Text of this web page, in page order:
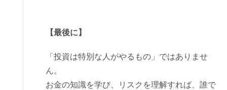
【最後に】
「投資は特別な人がやるもの」ではありませ
ん。
お金の知識を学び、リスクを理解すれば、誰で